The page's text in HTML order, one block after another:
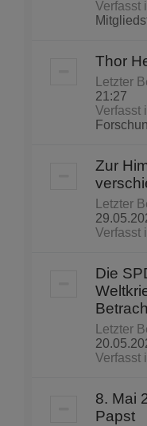
Verfasst
Thor
Letzter
21:27
Verfasst
Zur
Letzter
Verfasst
Die
Letzter
Verfasst
8. Mai
Papst